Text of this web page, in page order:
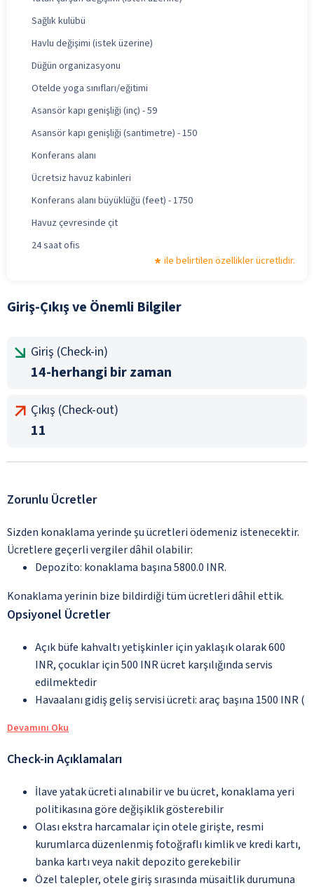
Sağlık kulübü
Havlu değişimi (istek üzerine)
Düğün organizasyonu
Otelde yoga sınıfları/eğitimi
Asansör kapı genişliği (inç) - 59
Asansör kapı genişliği (santimetre) - 150
Konferans alanı
Ücretsiz havuz kabinleri
Konferans alanı büyüklüğü (feet) - 1750
Havuz çevresinde çit
24 saat ofis
ile belirtilen özellikler ücretlidir.
Giriş-Çıkış ve Önemli Bilgiler
Giriş (Check-in)
14-herhangi bir zaman
Çıkış (Check-out)
11
Zorunlu Ücretler
Sizden konaklama yerinde şu ücretleri ödemeniz istenecektir.
Ücretlere geçerli vergiler dâhil olabilir:
Depozito: konaklama başına 5800.0 INR.
Konaklama yerinin bize bildirdiği tüm ücretleri dâhil ettik.
Opsiyonel Ücretler
Açık büfe kahvaltı yetişkinler için yaklaşık olarak 600
INR, çocuklar için 500 INR ücret karşılığında servis
edilmektedir
Havaalanı gidiş geliş servisi ücreti: araç başına 1500 INR (
Devamını Oku
Check-in Açıklamaları
İlave yatak ücreti alınabilir ve bu ücret, konaklama yeri
politikasına göre değişiklik gösterebilir
Olası ekstra harcamalar için otele girişte, resmi
kurumlarca düzenlenmiş fotoğraflı kimlik ve kredi kartı,
banka kartı veya nakit depozito gerekebilir
Özel talepler, otele giriş sırasında müsaitlik durumuna